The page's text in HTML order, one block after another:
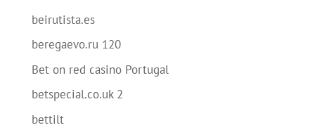
beirutista.es
beregaevo.ru 120
Bet on red casino Portugal
betspecial.co.uk 2
bettilt